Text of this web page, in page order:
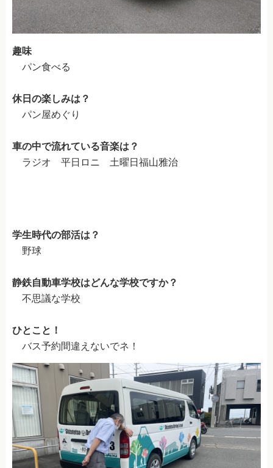
普通二種
大型二種
ペーパー教習
高齢者講習
外国免許切り替え（外免切替）
四輪安心パック
二輪安心パック
お得なセット入校
在校生ガイド
在校生ガイド
オンライン学科
お問い合せ・資料請求
入校申し込み
採用情報
趣味
パン食べる
休日の楽しみは？
パン屋めぐり
車の中で流れている音楽は？
ラジオ 平日ロニ 土曜日福山雅治
学生時代の部活は？
野球
静鉄自動車学校はどんな学校ですか？
不思議な学校
ひとこと！
バス予約間違えないでネ！